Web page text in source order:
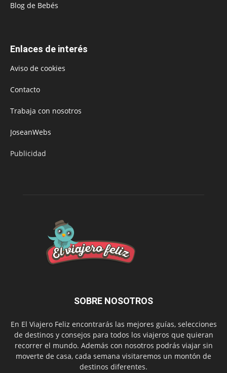
Blog de Bebés
Enlaces de interés
Aviso de cookies
Contacto
Trabaja con nosotros
JoseanWebs
Publicidad
SOBRE NOSOTROS
En El Viajero Feliz encontrarás las mejores guías, selecciones
de destinos y consejos para todos los viajeros que quieran
recorrer el mundo. Además con nosotros podrás viajar sin
moverte de casa, cada semana visitaremos un montón de
destinos diferentes.